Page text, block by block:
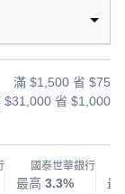
滿 $1,500 省 $75
$31,000 省 $1,000
國泰世華銀行
最高 3.3% 最